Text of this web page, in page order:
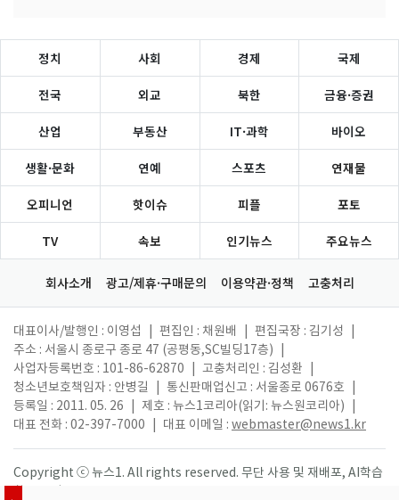
정치 사회 경제 국제
전국 외교 북한 금융·증권
산업 부동산 IT·과학 바이오
생활·문화 연예 스포츠 연재물
오피니언 핫이슈 피플 포토
TV 속보 인기뉴스 주요뉴스
회사소개 광고/제휴·구매문의 이용약관·정책 고충처리
대표이사/발행인 : 이영섭 편집인 : 채원배 편집국장 : 김기성
주소 : 서울시 종로구 종로 47 (공평동,SC빌딩17층)
사업자등록번호 : 101-86-62870
고충처리인 : 김성환
청소년보호책임자 : 안병길
통신판매업신고 : 서울종로 0676호
등록일 : 2011. 05. 26
제호 : 뉴스1코리아(읽기: 뉴스원코리아)
대표 전화 : 02-397-7000
대표 이메일 : webmaster@news1.kr
Copyright ⓒ 뉴스1. All rights reserved. 무단 사용 및 재배포, AI학습
활용 금지.